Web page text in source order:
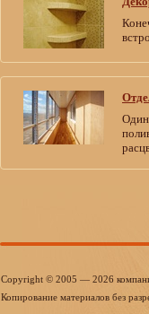
Один
Copyright © 2005 — 2026
Копирование материалов без